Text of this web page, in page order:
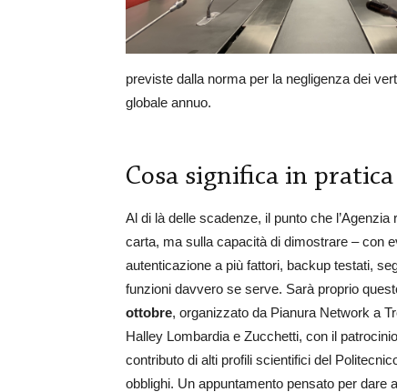
previste dalla norma per la negligenza dei
globale annuo.
Cosa significa in
Al di là delle scadenze, il punto che
carta, ma sulla capacità di dimostrare – con
autenticazione a più fattori, backup testati,
funzioni davvero se serve. Sarà proprio
ottobre, organizzato da Pianura Network a
Halley Lombardia e Zucchetti, con il
contributo di alti profili scientifici del
obblighi. Un appuntamento pensato per dare